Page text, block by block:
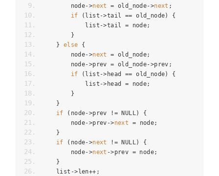
        node
->next = old_node->next ;
if
( list ->tail == old_node)
{
            list
->tail = node;
}
}
else
{
        node
->next = old_node;
        node
->prev = old_node->prev ;
if
( list -> head == old_node)
{
            list
-> head = node;
}
}
if
( node->prev != NULL)
{
        node
->prev ->next = node;
}
if
( node->next != NULL)
{
        node
->next ->prev = node;
}
    list
-> len++;